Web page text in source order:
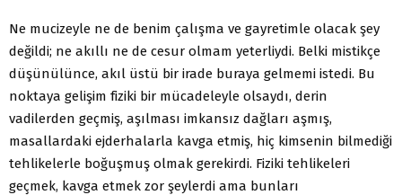
Ne mucizeyle ne de benim çalışma ve gayretimle olacak şey
değildi; ne akıllı ne de cesur olmam yeterliydi. Belki mistikçe
düşünülünce, akıl üstü bir irade buraya gelmemi istedi. Bu
noktaya gelişim fiziki bir mücadeleyle olsaydı, derin
vadilerden geçmiş, aşılması imkansız dağları aşmış,
masallardaki ejderhalarla kavga etmiş, hiç kimsenin bilmediği
tehlikelerle boğuşmuş olmak gerekirdi. Fiziki tehlikeleri
geçmek, kavga etmek zor şeylerdi ama bunları